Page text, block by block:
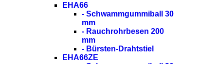
EHA66
- Schwammgummiball 30
mm
- Rauchrohrbesen 200
mm
- Bürsten-Drahtstiel
EHA66ZE